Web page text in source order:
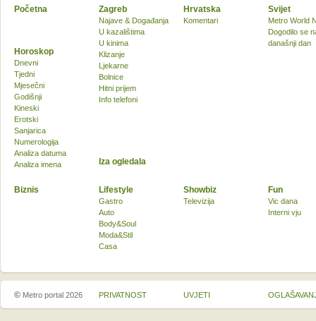
Početna Zagreb
Najave & Događanja
U kazalištima
U kinima
Klizanje
Ljekarne
Bolnice
Hitni prijem
Info telefoni
Hrvatska
Komentari
Svijet
Metro World
Dogodilo se
današnji dan
Biznis Lifestyle
Gastro
Auto
Body&Soul
Moda&Stil
Casa
Showbiz
Televizija
Fun
Vic dana
Interni vju
Horoskop
Dnevni
Tjedni
Mjesečni
Godišnji
Kineski
Erotski
Sanjarica
Numerologija
Analiza datuma
Analiza imena
Iza ogledala
© Metro portal 2026 PRIVATNOST UVJETI